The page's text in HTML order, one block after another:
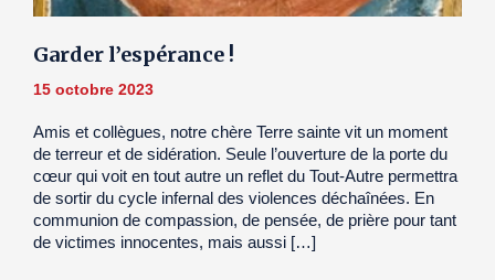
Garder l’espérance !
15 octobre 2023
Amis et collègues, notre chère Terre sainte vit un moment
de terreur et de sidération. Seule l’ouverture de la porte du
cœur qui voit en tout autre un reflet du Tout-Autre permettra
de sortir du cycle infernal des violences déchaînées. En
communion de compassion, de pensée, de prière pour tant
de victimes innocentes, mais aussi […]